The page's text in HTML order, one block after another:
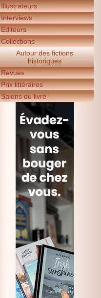
Illustrateurs
Interviews
Editeurs
Collections
Autour des fictions
historiques
Revues
Prix littéraires
Salons du livre